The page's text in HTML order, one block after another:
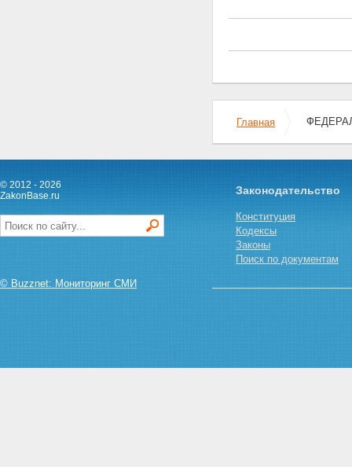
Главная
© 2012 - 2026
ZakonBase.ru
© Buzznet: Мониторинг СМИ
Законодательство
Конституция
Кодексы
Законы
Поиск по документам